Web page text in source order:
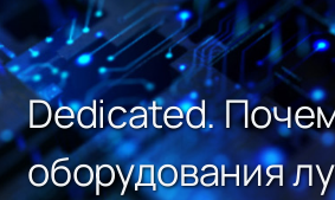
Dedicated.
оборудования